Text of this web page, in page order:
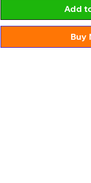
Add
Buy